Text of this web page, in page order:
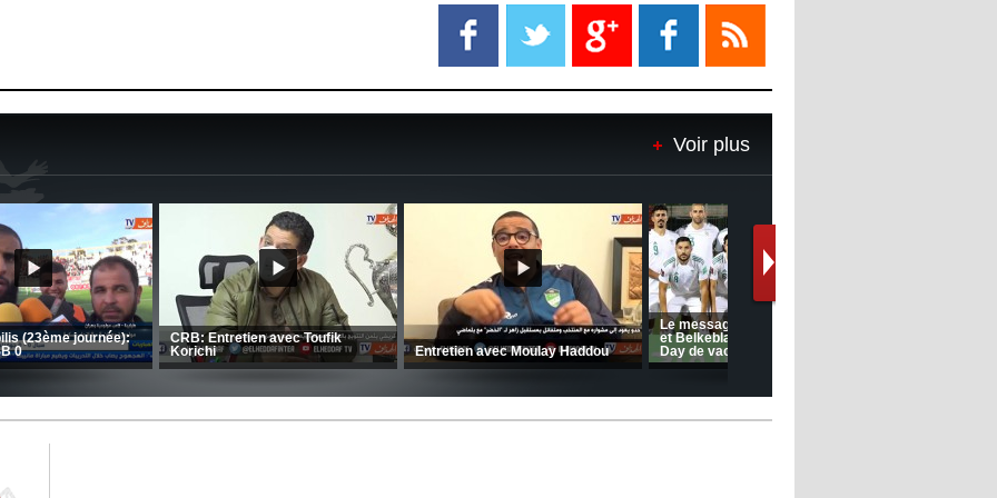
propriétaire
Le Barça savoure sa première
place et chambre le Real Madrid
de matchs"
- 2022/11/06
Real : Les dirigeants veulent le
départ d'Hazard cet hiver
Voir plus
(Coupe de la CAF) Nkana FC 1 -
CRB 0
CSC: La préparation des hommes
d’Amrani se poursuit en Tunisie
MCA: Kaci-Saïd évoque le large
succès du Mouloudia face au FC
MFM